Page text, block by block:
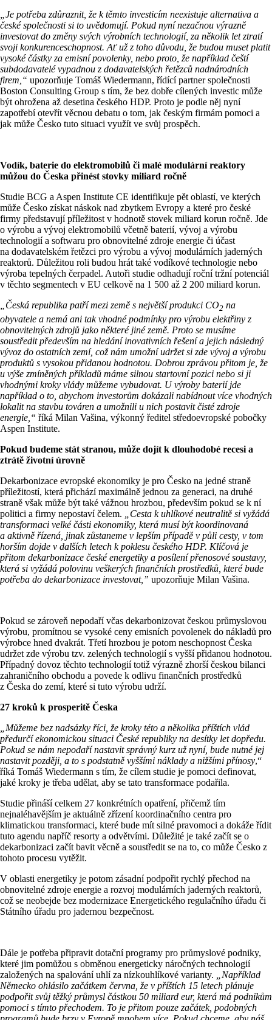
„Je potřeba zdůraznit, že k těmto investicím neexistuje alternativa a
české společnosti si to uvědomují. Pokud nyní nezačnou výrazně
investovat do změny svých výrobních technologií, za několik let ztratí
svoji konkurenceschopnost. Ať už z toho důvodu, že budou muset platit
vysoké částky za emisní povolenky, nebo proto, že například čeští
subdodavatelé vypadnou z dodavatelských řetězců nadnárodních
firem,“ upozorňuje Tomáš Wiedermann, řídící partner společnosti
Boston Consulting Group s tím, že bez dobře cílených investic může
být ohrožena až desetina českého HDP. Proto je podle něj nyní
zapotřebí otevřít věcnou debatu o tom, jak českým firmám pomoci a
jak může Česko tuto situaci využít ve svůj prospěch.
Vodík, baterie do elektromobilů či malé modulární reaktory
můžou do Česka přinést stovky miliard ročně
Studie BCG a Aspen Institute CE identifikuje pět oblastí, ve kterých
může Česko získat náskok nad zbytkem Evropy a které pro české
firmy představují příležitost v hodnotě stovek miliard korun ročně. Jde
o výrobu a vývoj elektromobilů včetně baterií, vývoj a výrobu
technologií a softwaru pro obnovitelné zdroje energie či účast
na dodavatelském řetězci pro výrobu a vývoj modulárních jaderných
reaktorů. Důležitou roli budou hrát také vodíkové technologie nebo
výroba tepelných čerpadel. Autoři studie odhadují roční tržní potenciál
v těchto segmentech v EU celkově na 1 500 až 2 200 miliard korun.
„Česká republika patří mezi země s největší produkci CO2 na
obyvatele a nemá ani tak vhodné podmínky pro výrobu elektřiny z
obnovitelných zdrojů jako některé jiné země. Proto se musíme
soustředit především na hledání inovativních řešení a jejich následný
vývoz do ostatních zemí, což nám umožní udržet si zde vývoj a výrobu
produktů s vysokou přidanou hodnotou. Dobrou zprávou přitom je, že
u výše zmíněných příkladů máme silnou startovní pozici nebo si ji
vhodnými kroky vlády můžeme vybudovat. U výroby baterií jde
například o to, abychom investorům dokázali nabídnout více vhodných
lokalit na stavbu továren a umožnili u nich postavit čisté zdroje
energie,“ říká Milan Vašina, výkonný ředitel středoevropské pobočky
Aspen Institute.
Pokud budeme stát stranou, může dojít k dlouhodobé recesi a
ztrátě životní úrovně
Dekarbonizace evropské ekonomiky je pro Česko na jedné straně
příležitostí, která přichází maximálně jednou za generaci, na druhé
straně však může být také vážnou hrozbou, především pokud se k ní
politici a firmy nepostaví čelem.
„Cesta k uhlíkové neutralitě si vyžádá
transformaci velké části ekonomiky, která musí být koordinovaná
a aktivně řízená, jinak zůstaneme v lepším případě v půli cesty, v tom
horším dojde v dalších letech k poklesu českého HDP. Klíčová je
přitom dekarbonizace české energetiky a posílení přenosové soustavy,
která si vyžádá polovinu veškerých finančních prostředků, které bude
potřeba do dekarbonizace investovat,” upozorňuje Milan Vašina.
Pokud se zároveň nepodaří včas dekarbonizovat českou průmyslovou
výrobu, promítnou se vysoké ceny emisních povolenek do nákladů pro
výrobce hned dvakrát. Třetí hrozbou je potom neschopnost Česka
udržet zde výrobu tzv. zelených technologií s vyšší přidanou hodnotou.
Případný dovoz těchto technologií totiž výrazně zhorší českou bilanci
zahraničního obchodu a povede k odlivu finančních prostředků
z Česka do zemí, které si tuto výrobu udrží.
27 kroků k prosperitě Česka
„Můžeme bez nadsázky říci, že kroky této a několika příštích vlád
předurčí ekonomickou situaci České republiky na desítky let dopředu.
Pokud se nám nepodaří nastavit správný kurz už nyní, bude nutné jej
nastavit později, a to s podstatně vyššími náklady a nižšími přínosy,“
říká Tomáš Wiedermann s tím, že cílem studie je pomoci definovat,
jaké kroky je třeba udělat, aby se tato transformace podařila.
Studie přináší celkem 27 konkrétních opatření, přičemž tím
nejnaléhavějším je aktuálně zřízení koordinačního centra pro
klimatickou transformaci, které bude mít silné pravomoci a dokáže řídit
tuto agendu napříč resorty a odvětvími. Důležité je také začít se o
dekarbonizaci začít bavit věcně a soustředit se na to, co může Česko z
tohoto procesu vytěžit.
V oblasti energetiky je potom zásadní podpořit rychlý přechod na
obnovitelné zdroje energie a rozvoj modulárních jaderných reaktorů,
což se neobejde bez modernizace Energetického regulačního úřadu či
Státního úřadu pro jadernou bezpečnost.
Dále je potřeba připravit dotační programy pro průmyslové podniky,
které jim pomůžou s obměnou energeticky náročných technologií
založených na spalování uhlí za nízkouhlíkové varianty.
„Například
Německo ohlásilo začátkem června, že v příštích 15 letech plánuje
podpořit svůj těžký průmysl částkou 50 miliard eur, která má podnikům
pomoci s tímto přechodem. To je přitom pouze začátek, podobných